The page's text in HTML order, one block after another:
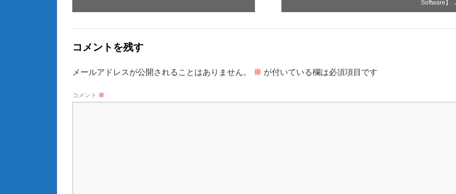
Software】
コメントを残す
メールアドレスが公開されることはありません。 ※ が付いている欄は必須項目です
コメント ※